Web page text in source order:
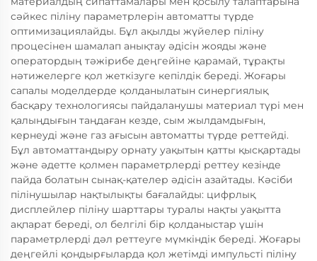
сәйкес піліну параметрлерін автоматты түрде
оптимизациялайды. Бұл ақылды жүйелер піліну
процесінен шамалап анықтау әдісін жояды және
оператордың тәжірибе деңгейіне қарамай, тұрақты
нәтижелерге қол жеткізуге кепілдік береді. Жоғары
сапалы моделдерде қолданылатын синергиялық
басқару технологиясы пайдаланушы материал түрі мен
қалыңдығын таңдаған кезде, сым жылдамдығын,
кернеуді және газ ағысын автоматты түрде реттейді.
Бұл автоматтандыру орнату уақытын қатты қысқартады
және әдетте қолмен параметрлерді реттеу кезінде
пайда болатын сынақ-қателер әдісін азайтады. Кәсіби
пілінушылар нақтылықты бағалайды: цифрлық
дисплейлер піліну шарттары туралы нақты уақытта
ақпарат береді, ол белгілі бір қолданыстар үшін
параметрлерді дәл реттеуге мүмкіндік береді. Жоғары
деңгейлі қондырғыларда қол жетімді импульсті піліну